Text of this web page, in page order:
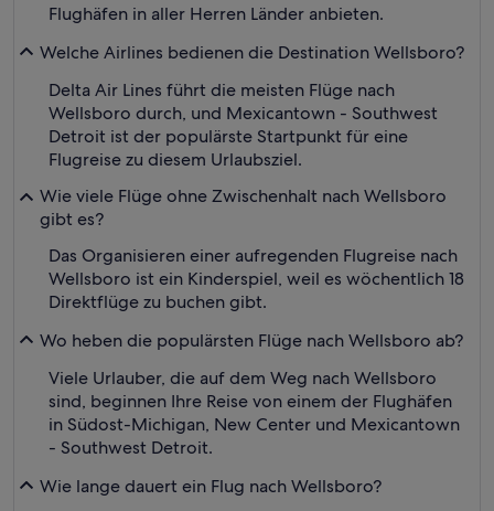
Flughäfen in aller Herren Länder anbieten.
Welche Airlines bedienen die Destination Wellsboro?
Delta Air Lines führt die meisten Flüge nach
Wellsboro durch, und Mexicantown - Southwest
Detroit ist der populärste Startpunkt für eine
Flugreise zu diesem Urlaubsziel.
Wie viele Flüge ohne Zwischenhalt nach Wellsboro
gibt es?
Das Organisieren einer aufregenden Flugreise nach
Wellsboro ist ein Kinderspiel, weil es wöchentlich 18
Direktflüge zu buchen gibt.
Wo heben die populärsten Flüge nach Wellsboro ab?
Viele Urlauber, die auf dem Weg nach Wellsboro
sind, beginnen Ihre Reise von einem der Flughäfen
in Südost-Michigan, New Center und Mexicantown
- Southwest Detroit.
Wie lange dauert ein Flug nach Wellsboro?